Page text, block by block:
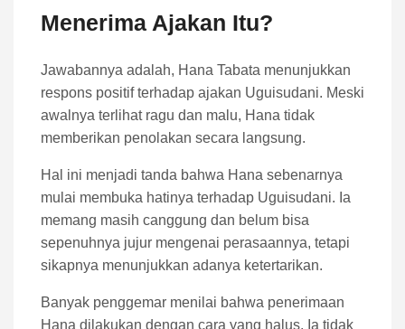
Menerima Ajakan Itu?
Jawabannya adalah, Hana Tabata menunjukkan
respons positif terhadap ajakan Uguisudani. Meski
awalnya terlihat ragu dan malu, Hana tidak
memberikan penolakan secara langsung.
Hal ini menjadi tanda bahwa Hana sebenarnya
mulai membuka hatinya terhadap Uguisudani. Ia
memang masih canggung dan belum bisa
sepenuhnya jujur mengenai perasaannya, tetapi
sikapnya menunjukkan adanya ketertarikan.
Banyak penggemar menilai bahwa penerimaan
Hana dilakukan dengan cara yang halus. Ia tidak